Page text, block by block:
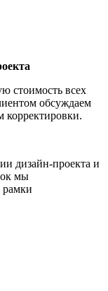
стоимость всех
обсуждаем
корректировки.
дизайн-проекта и
мы
рамки